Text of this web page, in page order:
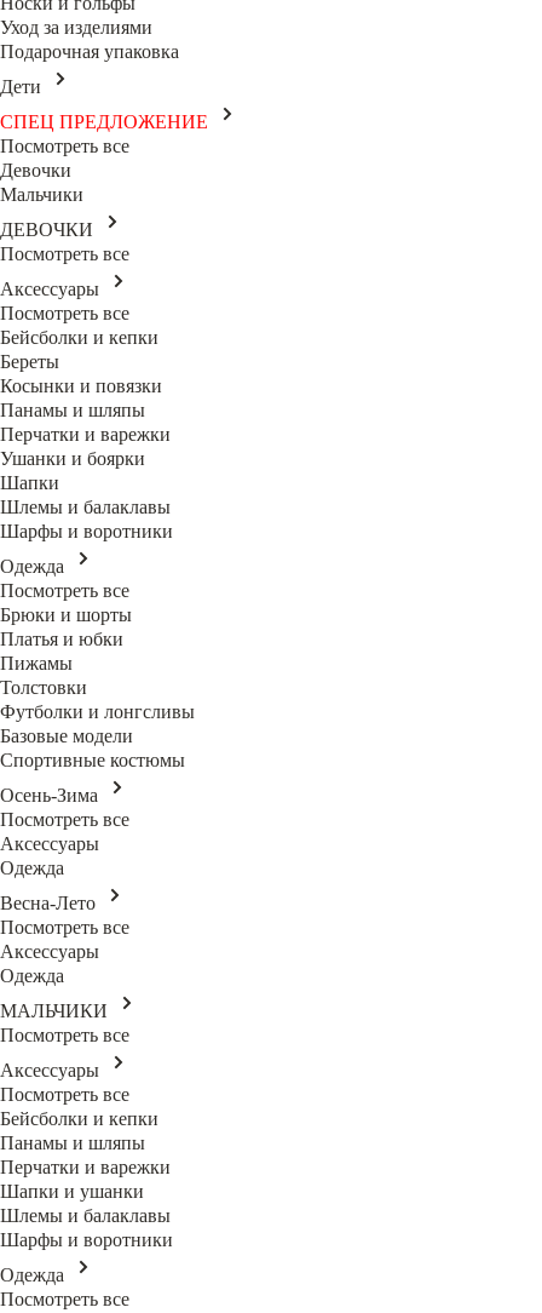
Уход за изделиями
Подарочная упаковка
Дети
СПЕЦ ПРЕДЛОЖЕНИЕ
Посмотреть все
Девочки
Мальчики
ДЕВОЧКИ
Посмотреть все
Аксессуары
Посмотреть все
Бейсболки и кепки
Береты
Косынки и повязки
Панамы и шляпы
Перчатки и варежки
Ушанки и боярки
Шапки
Шлемы и балаклавы
Шарфы и воротники
Одежда
Посмотреть все
Брюки и шорты
Платья и юбки
Пижамы
Толстовки
Футболки и лонгсливы
Базовые модели
Спортивные костюмы
Осень-Зима
Посмотреть все
Аксессуары
Одежда
Весна-Лето
Посмотреть все
Аксессуары
Одежда
МАЛЬЧИКИ
Посмотреть все
Аксессуары
Посмотреть все
Бейсболки и кепки
Панамы и шляпы
Перчатки и варежки
Шапки и ушанки
Шлемы и балаклавы
Шарфы и воротники
Одежда
Посмотреть все